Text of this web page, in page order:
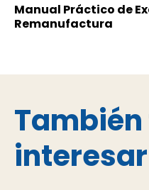
Manual Práctico de
Remanufactura
interesar